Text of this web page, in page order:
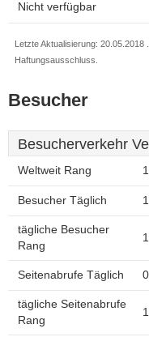
Nicht verfügbar
Letzte Aktualisierung:
Haftungsausschluss.
Besucher
Besucherverkehr
Weltweit Rang
Besucher Täglich
tägliche Besucher
Rang
Seitenabrufe Täglich 0
tägliche Seitenabrufe
Rang